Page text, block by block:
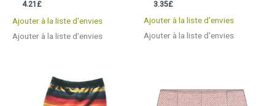
Note
4.21 £
Ajouter à la liste d'envies
Ajouter à la liste d'envies
Note
5.00
3.35£
Ajouter à la liste d'envies
Ajouter à la liste d'envies